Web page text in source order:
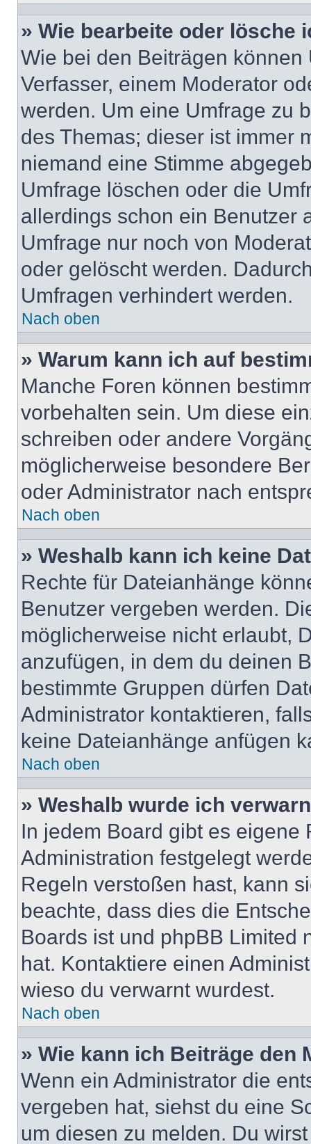
» Wie bearbeite oder lösche
Wie bei den Beiträgen
Verfasser, einem Moderator
werden. Um eine Umfrage zu
des Themas; dieser ist immer
niemand eine Stimme
Umfrage löschen oder die
allerdings schon ein Benutzer
Umfrage nur noch von
oder gelöscht werden.
Umfragen verhindert werden.
Nach oben
» Warum kann ich auf
Manche Foren können
vorbehalten sein. Um diese
schreiben oder andere
möglicherweise besondere
oder Administrator nach
Nach oben
» Weshalb kann ich keine
Rechte für Dateianhänge
Benutzer vergeben werden.
möglicherweise nicht erlaubt,
anzufügen, in dem du deinen
bestimmte Gruppen dürfen
Administrator kontaktieren,
keine Dateianhänge anfügen
Nach oben
» Weshalb wurde ich
In jedem Board gibt es
Administration festgelegt
Regeln verstoßen hast, kann
beachte, dass dies die
Boards ist und phpBB Limited
hat. Kontaktiere einen
wieso du verwarnt wurdest.
Nach oben
» Wie kann ich Beiträge den
Wenn ein Administrator die
vergeben hat, siehst du eine
um diesen zu melden. Du